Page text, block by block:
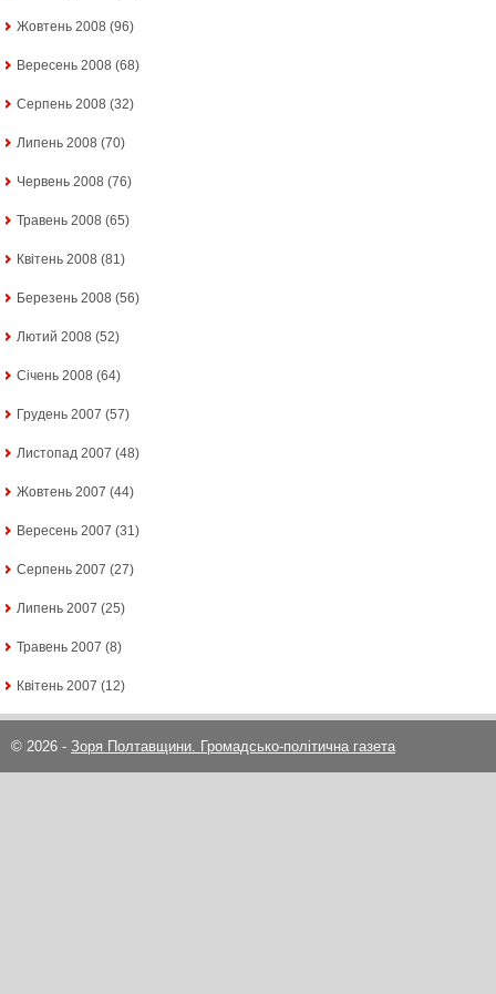
Жовтень 2008 (96)
Вересень 2008 (68)
Серпень 2008 (32)
Липень 2008 (70)
Червень 2008 (76)
Травень 2008 (65)
Квітень 2008 (81)
Березень 2008 (56)
Лютий 2008 (52)
Січень 2008 (64)
Грудень 2007 (57)
Листопад 2007 (48)
Жовтень 2007 (44)
Вересень 2007 (31)
Серпень 2007 (27)
Липень 2007 (25)
Травень 2007 (8)
Квітень 2007 (12)
© 2026 - Зоря Полтавщини. Громадсько-політична газета